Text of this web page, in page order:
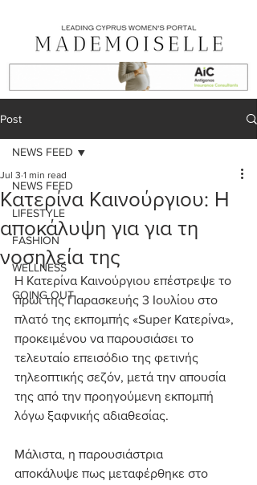
Post
NEWS FEED
LIFESTYLE
FASHION
WELLNESS
GOING OUT
NEWS FEED
Κατερίνα Καινούργιου: Η
αποκάλυψη για για τη
νοσηλεία της
Jul 3 1 min read
Η Κατερίνα Καινούργιου επέστρεψε το
πρωί της Παρασκευής 3 Ιουλίου στο
πλατό της εκπομπής «Super Κατερίνα»,
προκειμένου να παρουσιάσει το
τελευταίο επεισόδιο της φετινής
τηλεοπτικής σεζόν, μετά την απουσία
της από την προηγούμενη εκπομπή
λόγω ξαφνικής αδιαθεσίας.
Μάλιστα, η παρουσιάστρια
αποκάλυψε πως μεταφέρθηκε στο